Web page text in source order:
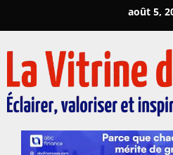
au
août 5,